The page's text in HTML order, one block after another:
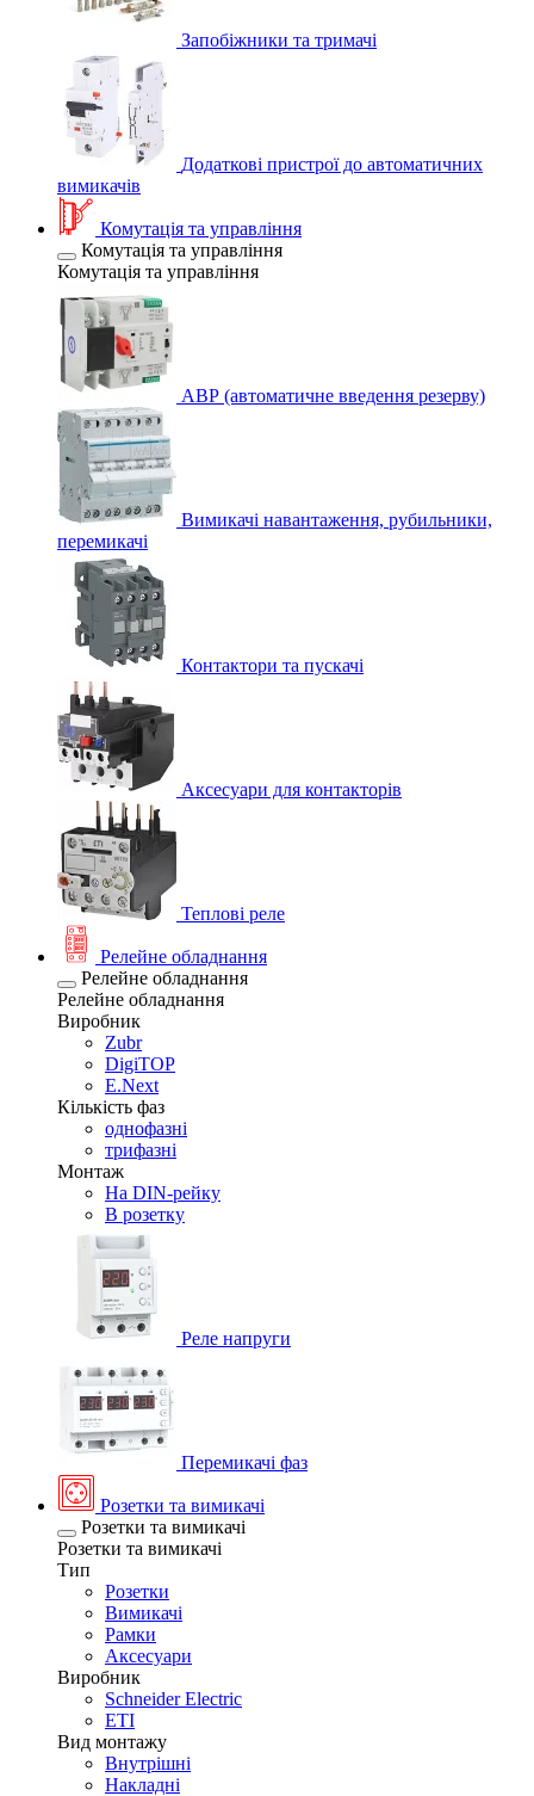
Запобіжники та тримачі
Додаткові пристрої до автоматичних
вимикачів
Комутація та управління
Комутація та управління
Комутація та управління
АВР (автоматичне введення резерву)
Вимикачі навантаження, рубильники,
перемикачі
Контактори та пускачі
Аксесуари для контакторів
Теплові реле
Релейне обладнання
Релейне обладнання
Релейне обладнання
Виробник
Zubr
DigiTOP
E.Next
Кількість фаз
однофазні
трифазні
Монтаж
На DIN-рейку
В розетку
Реле напруги
Перемикачі фаз
Розетки та вимикачі
Розетки та вимикачі
Розетки та вимикачі
Тип
Розетки
Вимикачі
Рамки
Аксесуари
Виробник
Schneider Electric
ETI
Вид монтажу
Внутрішні
Накладні